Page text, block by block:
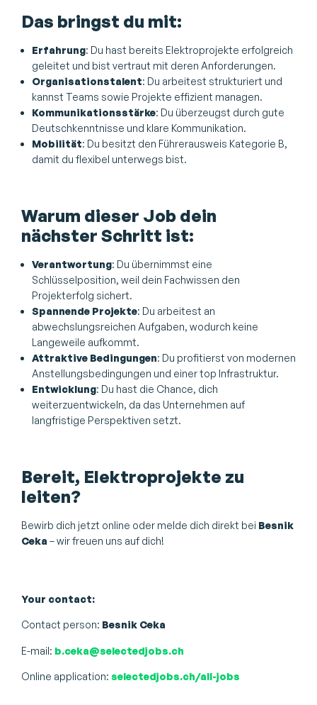
Das bringst du mit:
Erfahrung: Du hast bereits Elektroprojekte erfolgreich
geleitet und bist vertraut mit deren Anforderungen.
Organisationstalent: Du arbeitest strukturiert und
kannst Teams sowie Projekte effizient managen.
Kommunikationsstärke: Du überzeugst durch gute
Deutschkenntnisse und klare Kommunikation.
Mobilität: Du besitzt den Führerausweis Kategorie B,
damit du flexibel unterwegs bist.
Warum dieser Job dein
nächster Schritt ist:
Verantwortung: Du übernimmst eine
Schlüsselposition, weil dein Fachwissen den
Projekterfolg sichert.
Spannende Projekte: Du arbeitest an
abwechslungsreichen Aufgaben, wodurch keine
Langeweile aufkommt.
Attraktive Bedingungen: Du profitierst von modernen
Anstellungsbedingungen und einer top Infrastruktur.
Entwicklung: Du hast die Chance, dich
weiterzuentwickeln, da das Unternehmen auf
langfristige Perspektiven setzt.
Bereit, Elektroprojekte zu
leiten?
Bewirb dich jetzt online oder melde dich direkt bei Besnik
Ceka – wir freuen uns auf dich!
Your contact:
Contact person: Besnik Ceka
E-mail: b.ceka@selectedjobs.ch
Online application: selectedjobs.ch/all-jobs